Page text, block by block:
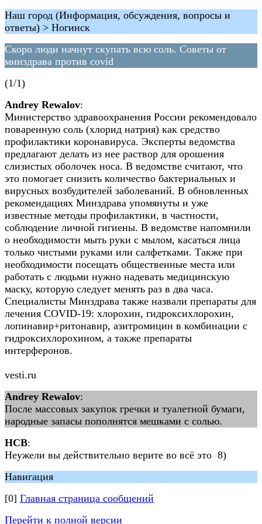
Наш город (Информация, обсуждения, вопросы и
ответы) > Ногинск
Скоро люди начнут скупать всю соль. Советы от
минздрава против covid
(1/1)
Andrey Rewalov:
Министерство здравоохранения России рекомендовало
поваренную соль (хлорид натрия) как средство
профилактики коронавируса. Эксперты ведомства
предлагают делать из нее раствор для орошения
слизистых оболочек носа. В ведомстве считают, что
это помогает снизить количество бактериальных и
вирусных возбудителей заболеваний. В обновленных
рекомендациях Минздрава упомянуты и уже
известные методы профилактики, в частности,
соблюдение личной гигиены. В ведомстве напомнили
о необходимости мыть руки с мылом, касаться лица
только чистыми руками или салфетками. Также при
необходимости посещать общественные места или
работать с людьми нужно надевать медицинскую
маску, которую следует менять раз в два часа.
Специалисты Минздрава также назвали препараты для
лечения COVID-19: хлорохин, гидроксихлорохин,
лопинавир+ритонавир, азитромицин в комбинации с
гидроксихлорохином, а также препараты
интерферонов.
vesti.ru
Andrey Rewalov:
После массовых закупок гречки и туалетной бумаги,
народные запасы пополнятся мешками с солью.
НСВ:
Неужели вы действительно верите во всё это 8)
Навигация
[0] Главная страница сообщений
Перейти к полной версии